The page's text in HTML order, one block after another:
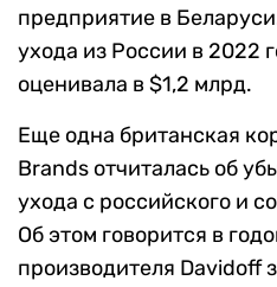
предприятие в
ухода из России в 2022
оценивала в $1,2 млрд.
Еще одна британская
Brands отчиталась об
ухода с российского и
Об этом говорится в
производителя Davidoff